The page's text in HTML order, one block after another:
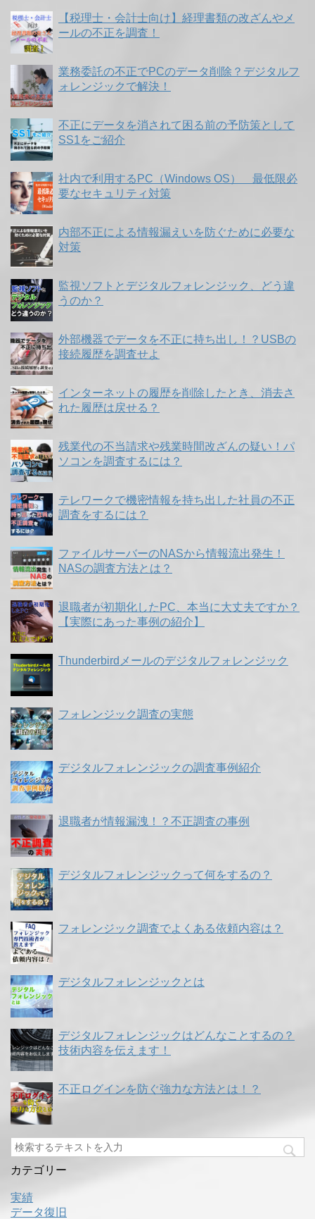
【税理士・会計士向け】経理書類の改ざんやメ
ールの不正を調査！
業務委託の不正でPCのデータ削除？デジタルフ
ォレンジックで解決！
不正にデータを消されて困る前の予防策として
SS1をご紹介
社内で利用するPC（Windows OS） 最低限必
要なセキュリティ対策
内部不正による情報漏えいを防ぐために必要な
対策
監視ソフトとデジタルフォレンジック、どう違
うのか？
外部機器でデータを不正に持ち出し！？USBの
接続履歴を調査せよ
インターネットの履歴を削除したとき、消去さ
れた履歴は戻せる？
残業代の不当請求や残業時間改ざんの疑い！パ
ソコンを調査するには？
テレワークで機密情報を持ち出した社員の不正
調査をするには？
ファイルサーバーのNASから情報流出発生！
NASの調査方法とは？
退職者が初期化したPC、本当に大丈夫ですか？
【実際にあった事例の紹介】
Thunderbirdメールのデジタルフォレンジック
フォレンジック調査の実態
デジタルフォレンジックの調査事例紹介
退職者が情報漏洩！？不正調査の事例
デジタルフォレンジックって何をするの？
フォレンジック調査でよくある依頼内容は？
デジタルフォレンジックとは
デジタルフォレンジックはどんなことするの？
技術内容を伝えます！
不正ログインを防ぐ強力な方法とは！？
カテゴリー
実績
データ復旧